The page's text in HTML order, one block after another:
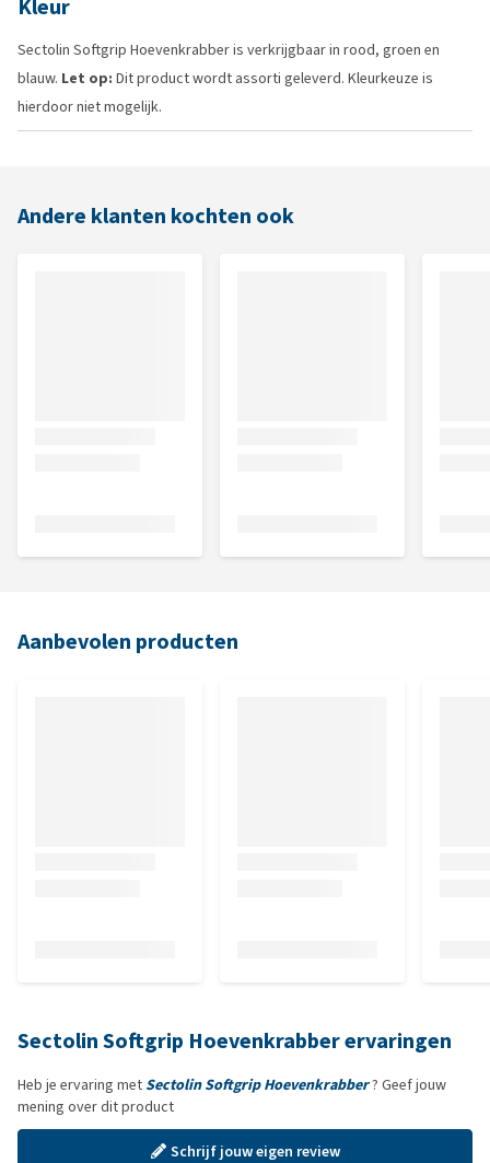
Kleur
Sectolin Softgrip Hoevenkrabber is verkrijgbaar in rood, groen en
blauw. Let op: Dit product wordt assorti geleverd. Kleurkeuze is
hierdoor niet mogelijk.
Andere klanten kochten ook
Aanbevolen producten
Sectolin Softgrip Hoevenkrabber ervaringen
Heb je ervaring met Sectolin Softgrip Hoevenkrabber? Geef jouw
mening over dit product
Schrijf jouw eigen review